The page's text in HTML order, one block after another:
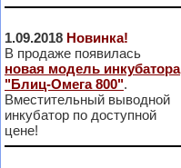
1.09.2018 Новинка!
В продаже появилась
новая модель инкубатора
"Блиц-Омега 800".
Вместительный выводной
инкубатор по доступной
цене!